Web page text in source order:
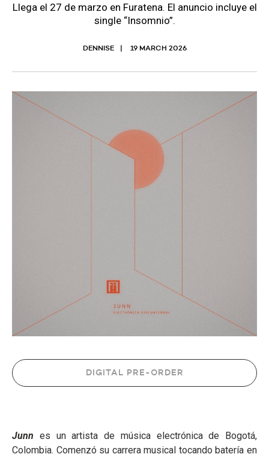
Llega el 27 de marzo en Furatena. El anuncio incluye el
single “Insomnio”.
DENNISE 19 MARCH 2026
DIGITAL PRE-ORDER
Junn es un artista de música electrónica de Bogotá,
Colombia. Comenzó su carrera musical tocando batería en